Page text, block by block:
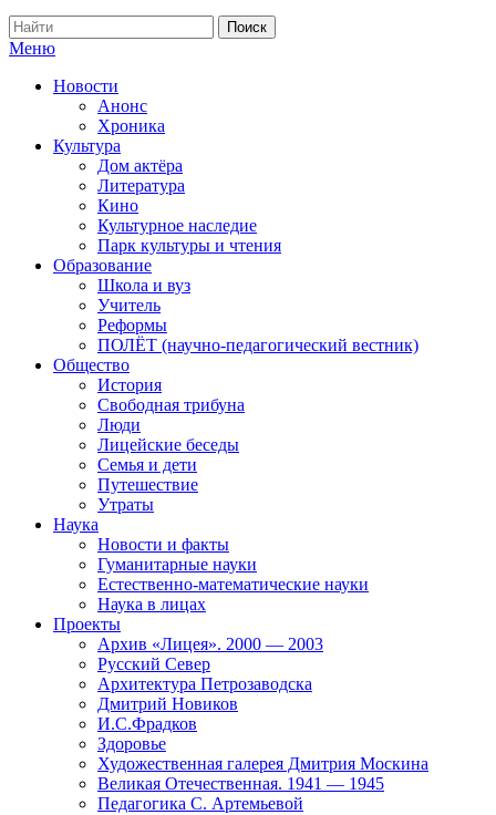
Меню
Новости
Анонс
Хроника
Культура
Дом актёра
Литература
Кино
Культурное наследие
Парк культуры и чтения
Образование
Школа и вуз
Учитель
Реформы
ПОЛЁТ (научно-педагогический вестник)
Общество
История
Свободная трибуна
Люди
Лицейские беседы
Семья и дети
Путешествие
Утраты
Наука
Новости и факты
Гуманитарные науки
Естественно-математические науки
Наука в лицах
Проекты
Архив «Лицея». 2000 — 2003
Русский Север
Архитектура Петрозаводска
Дмитрий Новиков
И.С.Фрадков
Здоровье
Художественная галерея Дмитрия Москина
Великая Отечественная. 1941 — 1945
Педагогика С. Артемьевой